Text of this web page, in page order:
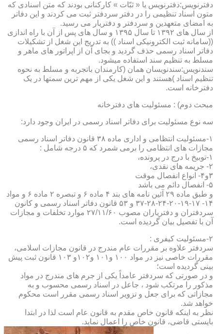
دفترنویس:دفترنویس یا « ثبّات » کارکنانی بودند که متن اسنادی که
متون اسناد تنظیمی را در دفتر سردفتر ثبت می کردند و این دفاتر
به امضای متعهدین و سردفتر و دفتریار می رسید.
از سال های ۱۳۹۲ تا سال ۱۳۹۵ و سال های پس از آن با راه اندازی
((سامانه ثبت الکترونیکی اسناد )) به تدریج این شغل از تشکیلات
دفاتر اسناد رسمی حذف گردید و بجای آن از اپراتور های ماهر و
مسلط به تنظیم سند استفاده میشود.
سندنویس:سندنویسان همان (کارمندان باتجربه و مسلط به نحوه
تنظیم اسناد )هستند و این شغل یکی از مهم ترین سمتها در یک
دفترخانه است.
مبحث دوم) : مسئولیت های دفترخانه
سه نوع مسئولیت برای دفاتر اسناد رسمی در ایران وجود دارد:
۱-مسئولیت انتظامی و اداری ماده ۳۸ قانون دفاتر اسناد رسمی
مجازات های انتظامی را برمی شمرد که ۵ درجه شامل :
۱-توبیخ با درج در پرونده،
۲- جریمه های نقدی،
۳و۴- انواع انفصال موقت
۵- انفصال دائم می باشد
و طبق ماده ۲۹ آئین نامه های بند ۴ ماده ۶ و تبصره ۲ ماده ۶ و مواد
۱۴- ۱۷-۱۹-۲۰-۲۴-۲۸-۳۷ و ۵۳ قانون دفاتر اسناد رسمی و کانون
سردفتران و دفتریاران مصوب ۲۷/۱۱/۶۰ موارد تخلفات و مجازات
آن با تفصیل بیان گردیده است.
۲-مسئولیت کیفری :
سردفتر علاوه بر مقررات عام مندرج در قانون مجازات اسلامی،
مقررات خاصی نیز در مواد ۱۰۰ و۱۰۱ و۱۰۲و ۱۰۳ قانون ثبت پیش
بینی گردیده است؛
و در صورتی که سردفتر عامداً یکی از جرم های مندرج در مواد
مذکور را مرتکب شود ، جاعل در اسناد رسمی محسوب و به
مجازاتی که برای جعل و تزویر اسناد رسمی مقرر است محکوم
خواهد شد.
نظر به اینکه قانون خاص مقدم به قانون عام است لذا در ابتدا
بایستی قاضی، قانون خاص را اعمال نماید.